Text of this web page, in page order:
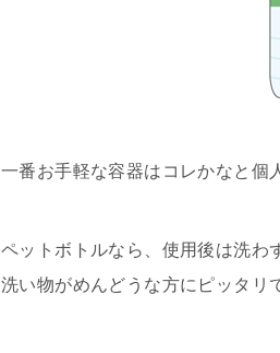
一番お手軽な容器はコレかなと個
ペットボトルなら、使用後は洗わ
洗い物がめんどうな方にピッタリ